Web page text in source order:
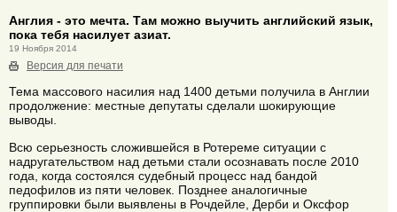
Англия - это мечта. Там можно выучить английский язык,
пока тебя насилует азиат.
19 Ноября 2014
Версия для печати
Тема массового насилия над 1400 детьми получила в Англии
продолжение: местные депутаты сделали шокирующие
выводы.
Всю серьезность сложившейся в Ротереме ситуации с
надругательством над детьми стали осознавать после 2010
года, когда состоялся судебный процесс над бандой
педофилов из пяти человек. Позднее аналогичные
группировки были выявлены в Рочдейле, Дерби и Оксфор